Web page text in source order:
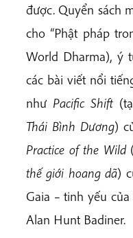
được. Quyển sách
cho “Phật pháp
World Dharma), ý
các bài viết nổi
như Pacific Shift
Thái Bình Dương)
Practice of the Wild
thế giới hoang dã)
Gaia – tinh yếu
Alan Hunt Badiner.